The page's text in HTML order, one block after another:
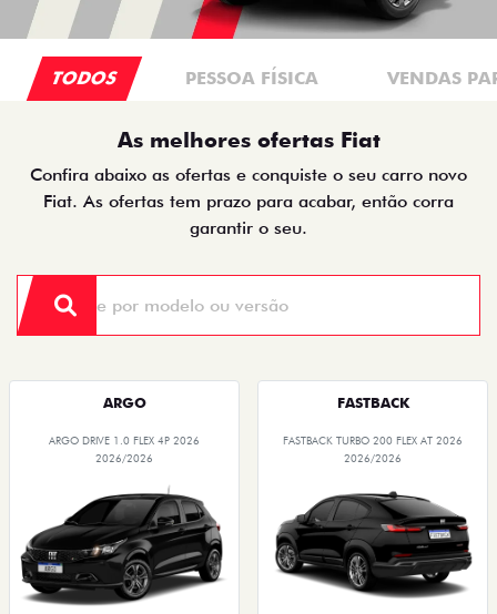
TODOS PESSOA FÍSICA VENDAS
As melhores ofertas Fiat
Confira abaixo as ofertas e conquiste o seu carro novo
Fiat. As ofertas tem prazo para acabar, então corra
garantir o seu.
ARGO
ARGO DRIVE 1.0 FLEX 4P 2026
2026/2026
FASTBACK
FASTBACK TURBO 200 FLEX AT 2026
2026/2026